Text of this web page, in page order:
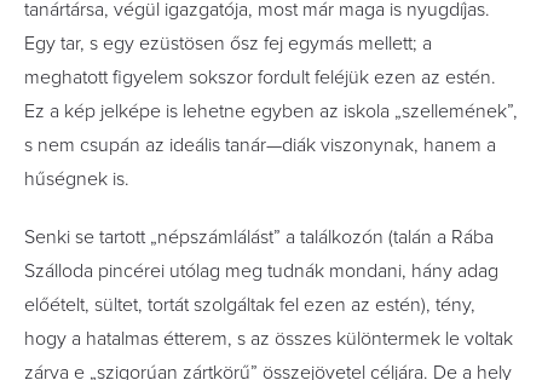
tanártársa, végül igazgatója, most már maga is nyugdíjas.
Egy tar, s egy ezüstösen ősz fej egymás mellett; a
meghatott figyelem sokszor fordult feléjük ezen az estén.
Ez a kép jelképe is lehetne egyben az iskola „szellemének”,
s nem csupán az ideális tanár—diák viszonynak, hanem a
hűségnek is.
Senki se tartott „népszámlálást” a találkozón (talán a Rába
Szálloda pincérei utólag meg tudnák mondani, hány adag
előételt, sültet, tortát szolgáltak fel ezen az estén), tény,
hogy a hatalmas étterem, s az összes különtermek le voltak
zárva e „szigorúan zártkörű” összejövetel céljára. De a hely